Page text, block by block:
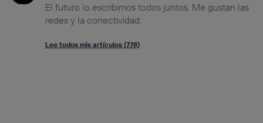
El futuro lo escribimos todos juntos. Me gustan las
redes y la conectividad.
Lee todos mis artículos (778)